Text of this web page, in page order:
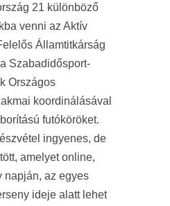
21 különböző
venni az Aktív
Államtitkárság
Szabadidősport-
Országos
koordinálásával
futóköröket.
ingyenes, de
amelyet online,
napján, az egyes
ideje alatt lehet